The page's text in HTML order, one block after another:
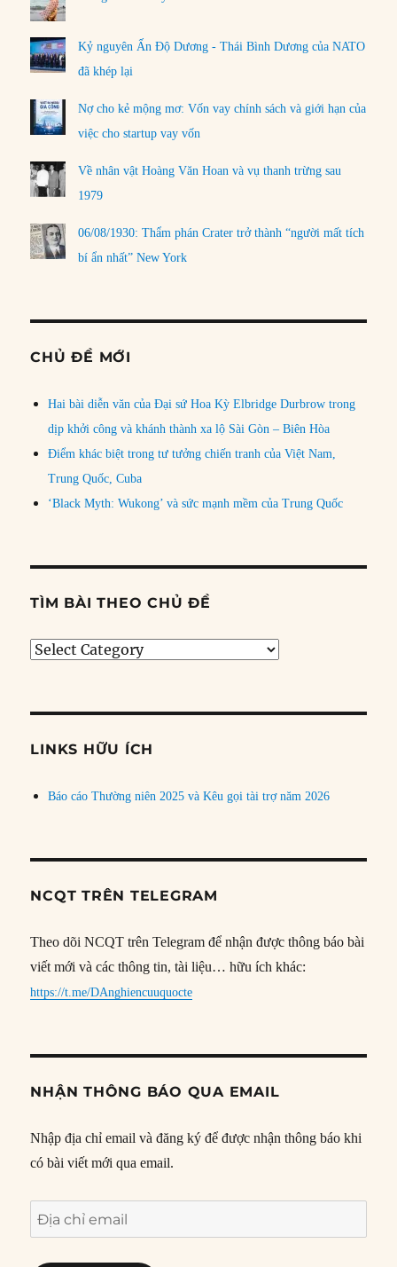
Kỷ nguyên Ấn Độ Dương - Thái Bình Dương của NATO
đã khép lại
Nợ cho kẻ mộng mơ: Vốn vay chính sách và giới hạn của
việc cho startup vay vốn
Về nhân vật Hoàng Văn Hoan và vụ thanh trừng sau
1979
06/08/1930: Thẩm phán Crater trở thành “người mất tích
bí ẩn nhất” New York
CHỦ ĐỀ MỚI
Hai bài diễn văn của Đại sứ Hoa Kỳ Elbridge Durbrow trong
dịp khởi công và khánh thành xa lộ Sài Gòn – Biên Hòa
Điểm khác biệt trong tư tưởng chiến tranh của Việt Nam,
Trung Quốc, Cuba
‘Black Myth: Wukong’ và sức mạnh mềm của Trung Quốc
TÌM BÀI THEO CHỦ ĐỀ
Tìm
đề
LINKS HỮU ÍCH
Báo cáo Thường niên 2025 và Kêu gọi tài trợ năm 2026
NCQT TRÊN TELEGRAM
Theo dõi NCQT trên Telegram để nhận được thông báo bài
viết mới và các thông tin, tài liệu… hữu ích khác:
https://t.me/DAnghiencuuquocte
NHẬN THÔNG BÁO QUA EMAIL
Nhập địa chỉ email và đăng ký để được nhận thông báo khi
có bài viết mới qua email.
Địa
chỉ
email